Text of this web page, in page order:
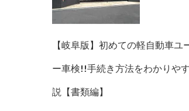
【岐阜版】初めての軽自動車ユ
ー車検!!手続き方法をわかりや
説【書類編】